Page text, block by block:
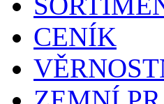
CENÍK